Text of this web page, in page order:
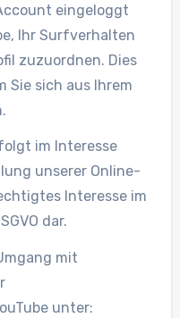
eingeloggt
Ihr Surfverhalten
zuzuordnen. Dies
Sie sich aus Ihrem
im Interesse
unserer Online-
Interesse im
dar.
mit
unter: